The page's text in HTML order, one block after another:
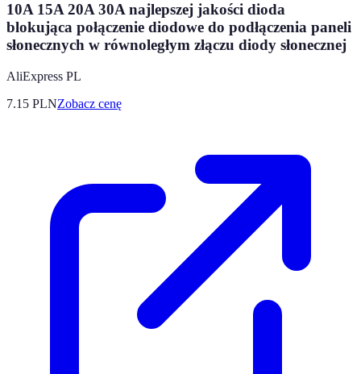
10A 15A 20A 30A najlepszej jakości dioda
blokująca połączenie diodowe do podłączenia paneli
słonecznych w równoległym złączu diody słonecznej
AliExpress PL
7.15 PLNZobacz cenę